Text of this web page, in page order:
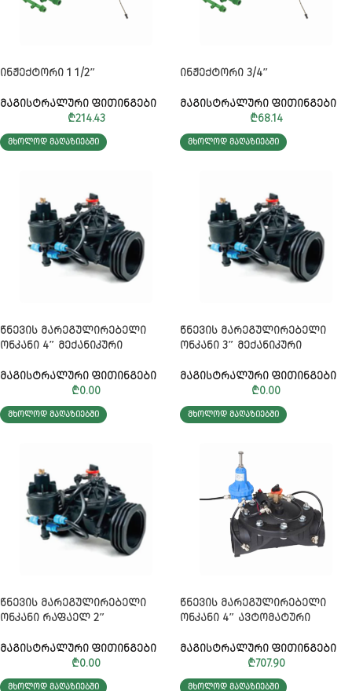
ᲘᲜᲟᲔᲥᲢᲝᲠᲘ 1 1/2″
ᲛᲐᲒᲘᲡᲢᲠᲐᲚᲣᲠᲘ ᲤᲘᲗᲘᲜᲒᲔᲑᲘ
₾214.43
ᲘᲜᲟᲔᲥᲢᲝᲠᲘ 3/4″
ᲛᲐᲒᲘᲡᲢᲠᲐᲚᲣᲠᲘ ᲤᲘᲗᲘᲜᲒᲔᲑᲘ
₾68.14
ᲛᲮᲝᲚᲝᲓ ᲛᲐᲦᲐᲖᲘᲔᲑᲨᲘ
ᲬᲜᲔᲕᲘᲡ ᲛᲐᲠᲔᲒᲣᲚᲘᲠᲔᲑᲔᲚᲘ
ᲝᲜᲙᲐᲜᲘ 4″ ᲛᲔᲥᲐᲜᲘᲙᲣᲠᲘ
ᲛᲐᲒᲘᲡᲢᲠᲐᲚᲣᲠᲘ ᲤᲘᲗᲘᲜᲒᲔᲑᲘ
₾0.00
ᲛᲮᲝᲚᲝᲓ ᲛᲐᲦᲐᲖᲘᲔᲑᲨᲘ
ᲬᲜᲔᲕᲘᲡ ᲛᲐᲠᲔᲒᲣᲚᲘᲠᲔᲑᲔᲚᲘ
ᲝᲜᲙᲐᲜᲘ 3″ ᲛᲔᲥᲐᲜᲘᲙᲣᲠᲘ
ᲛᲐᲒᲘᲡᲢᲠᲐᲚᲣᲠᲘ ᲤᲘᲗᲘᲜᲒᲔᲑᲘ
₾0.00
ᲛᲮᲝᲚᲝᲓ ᲛᲐᲦᲐᲖᲘᲔᲑᲨᲘ
ᲬᲜᲔᲕᲘᲡ ᲛᲐᲠᲔᲒᲣᲚᲘᲠᲔᲑᲔᲚᲘ
ᲝᲜᲙᲐᲜᲘ ᲠᲐᲤᲐᲔᲚ 2″
ᲛᲐᲒᲘᲡᲢᲠᲐᲚᲣᲠᲘ ᲤᲘᲗᲘᲜᲒᲔᲑᲘ
₾0.00
ᲛᲮᲝᲚᲝᲓ ᲛᲐᲦᲐᲖᲘᲔᲑᲨᲘ
ᲬᲜᲔᲕᲘᲡ ᲛᲐᲠᲔᲒᲣᲚᲘᲠᲔᲑᲔᲚᲘ
ᲝᲜᲙᲐᲜᲘ 4″ ᲐᲕᲢᲝᲛᲐᲢᲣᲠᲘ
ᲛᲐᲒᲘᲡᲢᲠᲐᲚᲣᲠᲘ ᲤᲘᲗᲘᲜᲒᲔᲑᲘ
₾707.90
ᲛᲮᲝᲚᲝᲓ ᲛᲐᲦᲐᲖᲘᲔᲑᲨᲘ ᲛᲮᲝᲚᲝᲓ ᲛᲐᲦᲐᲖᲘᲔᲑᲨᲘ